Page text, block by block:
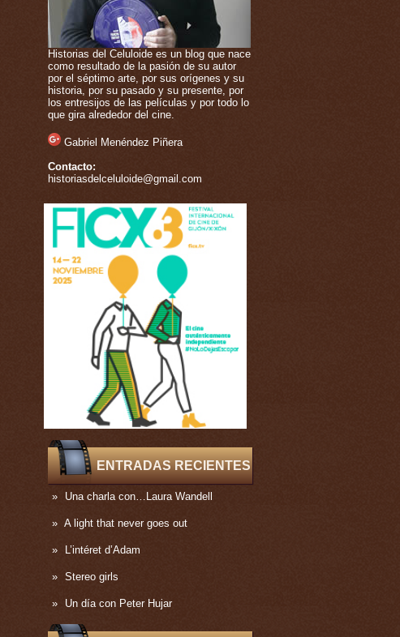
Historias del Celuloide es un blog que nace
como resultado de la pasión de su autor
por el séptimo arte, por sus orígenes y su
historia, por su pasado y su presente, por
los entresijos de las películas y por todo lo
que gira alrededor del cine.
Gabriel Menéndez Piñera
Contacto:
historiasdelceluloide@gmail.com
ENTRADAS RECIENTES
Una charla con…Laura Wandell
A light that never goes out
L’intéret d’Adam
Stereo girls
Un día con Peter Hujar